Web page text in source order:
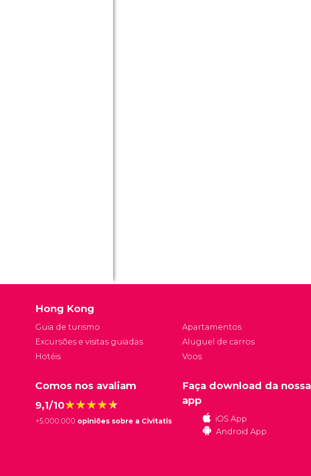
Hong Kong
Guia de turismo
Excursões e visitas guiadas
Hotéis
Apartamentos
Aluguel de carros
Voos
Comos nos avaliam
9,1/10★★★★★
★★★★★
+5.000.000 opiniões sobre a Civitatis
Faça download da nossa
app
iOS App
Android App